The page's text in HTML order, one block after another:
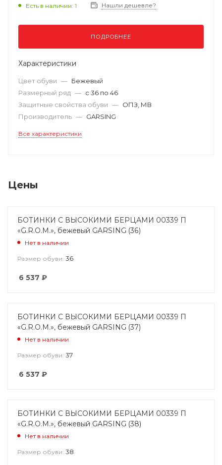
Есть в наличии: 1 Нашли дешевле?
ПОДРОБНЕЕ
Характеристики
Цвет обуви — Бежевый
Размерный ряд — с 36 по 46
Защитные свойства обуви — ОПЗ, МВ
Производитель — GARSING
Все характеристики
Цены
БОТИНКИ С ВЫСОКИМИ БЕРЦАМИ 00339 П
«G.R.O.M.», бежевый GARSING (36)
Нет в наличии
Размер обуви: 36
6 537 ₽
БОТИНКИ С ВЫСОКИМИ БЕРЦАМИ 00339 П
«G.R.O.M.», бежевый GARSING (37)
Нет в наличии
Размер обуви: 37
6 537 ₽
БОТИНКИ С ВЫСОКИМИ БЕРЦАМИ 00339 П
«G.R.O.M.», бежевый GARSING (38)
Нет в наличии
Размер обуви: 38